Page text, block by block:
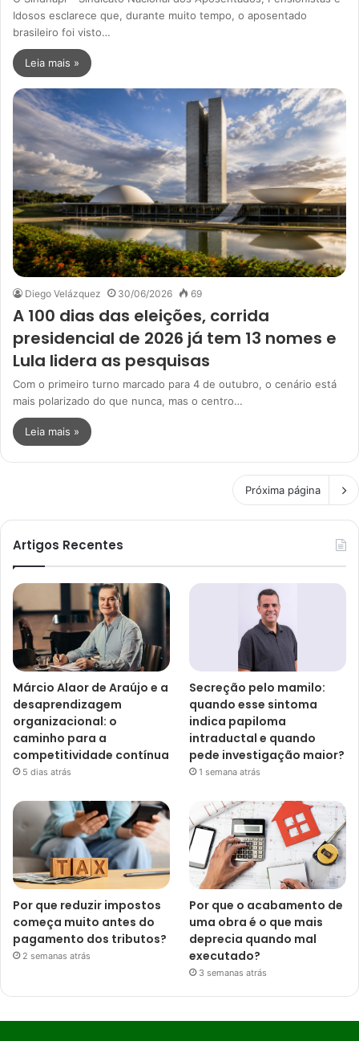
Idosos esclarece que, durante muito tempo, o aposentado
brasileiro foi visto…
Leia mais »
Diego Velázquez 30/06/2026 69
A 100 dias das eleições, corrida
presidencial de 2026 já tem 13 nomes e
Lula lidera as pesquisas
Com o primeiro turno marcado para 4 de outubro, o cenário está
mais polarizado do que nunca, mas o centro…
Leia mais »
Próxima página
Artigos Recentes
Márcio Alaor de Araújo e a
desaprendizagem
organizacional: o
caminho para a
competitividade contínua
5 dias atrás
Secreção pelo mamilo:
quando esse sintoma
indica papiloma
intraductal e quando
pede investigação maior?
1 semana atrás
Por que reduzir impostos
começa muito antes do
pagamento dos tributos?
2 semanas atrás
Por que o acabamento de
uma obra é o que mais
deprecia quando mal
executado?
3 semanas atrás